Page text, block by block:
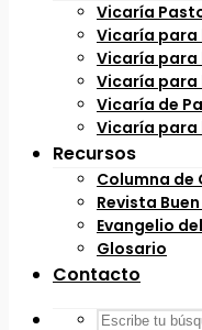
Vicaría
Vicaría para
Vicaría para
Vicaría para
Vicaría de
Vicaría para
Recursos
Columna de
Revista
Evangelio
Glosario
Contacto